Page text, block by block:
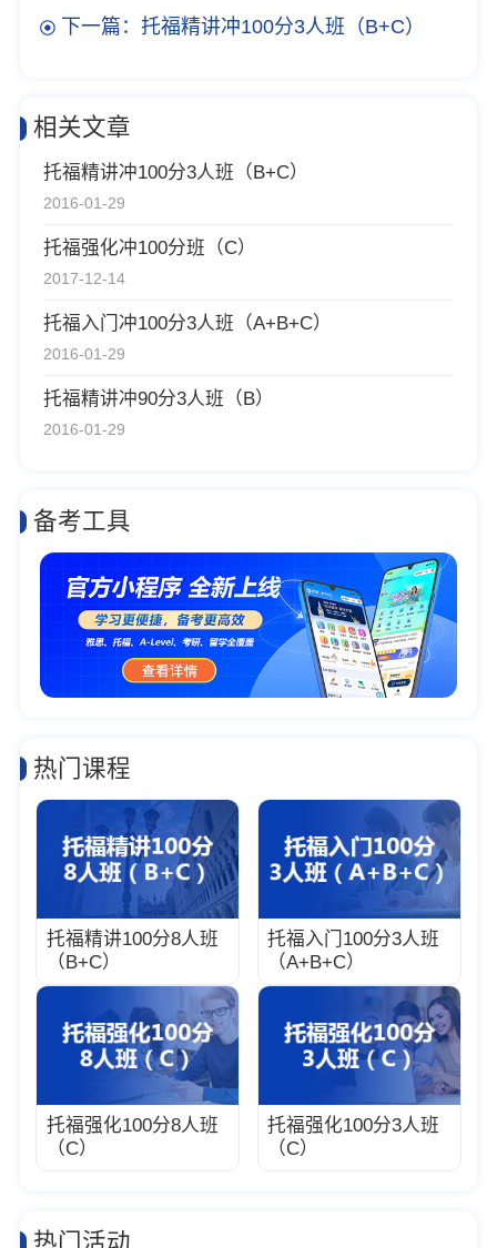
下一篇：托福精讲冲100分3人班（B+C）
相关文章
托福精讲冲100分3人班（B+C）
2016-01-29
托福强化冲100分班（C）
2017-12-14
托福入门冲100分3人班（A+B+C）
2016-01-29
托福精讲冲90分3人班（B）
2016-01-29
备考工具
热门课程
托福精讲100分8人班
（B+C）
托福入门100分3人班
（A+B+C）
托福强化100分8人班
（C）
托福强化100分3人班
（C）
热门活动